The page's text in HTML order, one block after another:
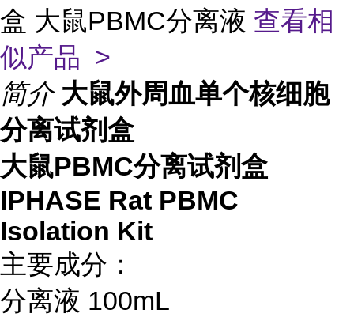
盒 大鼠PBMC分离液 查看相
似产品 >
简介 大鼠外周血单个核细胞
分离试剂盒
大鼠PBMC分离试剂盒
IPHASE Rat PBMC
Isolation Kit
主要成分：
分离液 100mL